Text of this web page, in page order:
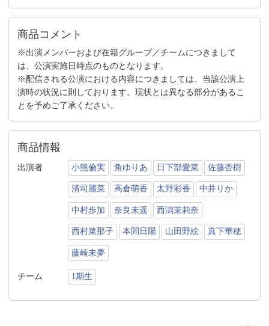
商品コメント
※出演メンバーおよび在籍グループ／チームにつきまして
は、公演実施日時点のものとなります。
※配信される公演における内容につきましては、当該公演上
演時の状況に則しております。現状とは異なる部分があるこ
とを予めご了承ください。
商品情報
出演者 小熊倫実 角ゆりあ 日下部愛菜 佐藤杏樹
清司麗菜 高倉萌香 太野彩香 中井りか
中村歩加 奈良未遥 西潟茉莉奈
西村菜那子 本間日陽 山田野絵 真下華穂
藤崎未夢
チーム 1期生